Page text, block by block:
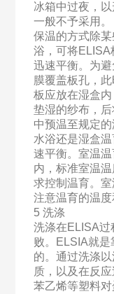
冰箱中过夜，
一般不予采用。
保温的方式除
浴，可将ELISA
迅速平衡。为
膜覆盖板孔，
板应放在湿盒
垫湿的纱布，
中预温至规定
水浴还是湿盒
速平衡。室温
内，标准室温
求控制温育。
注意温育的温度
5 洗涤
洗涤在ELISA过
败。ELSIA就是
的。通过洗涤
质，以及在反
苯乙烯等塑料